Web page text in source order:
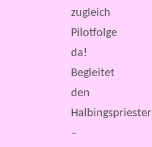
zugleich
Pilotfolge
da!
Begleitet
den
Halbingspriester
–